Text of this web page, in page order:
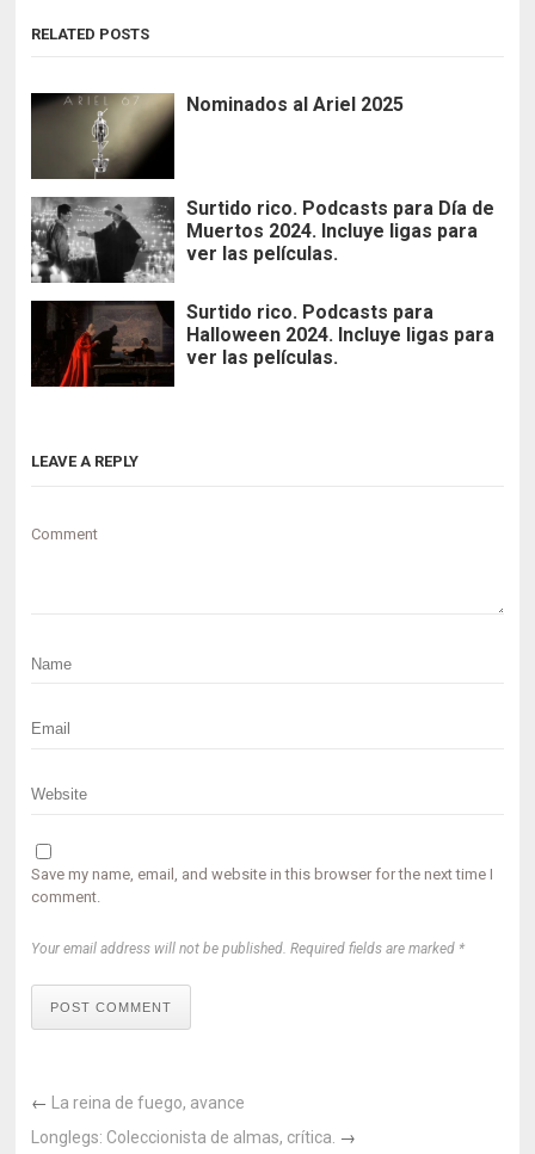
RELATED POSTS
Nominados al Ariel 2025
Surtido rico. Podcasts para Día de
Muertos 2024. Incluye ligas para
ver las películas.
Surtido rico. Podcasts para
Halloween 2024. Incluye ligas para
ver las películas.
LEAVE A REPLY
Comment
Save my name, email, and website in this browser for the next time I
comment.
Your email address will not be published. Required fields are marked *
POST COMMENT
←
La reina de fuego, avance
Longlegs: Coleccionista de almas, crítica. →